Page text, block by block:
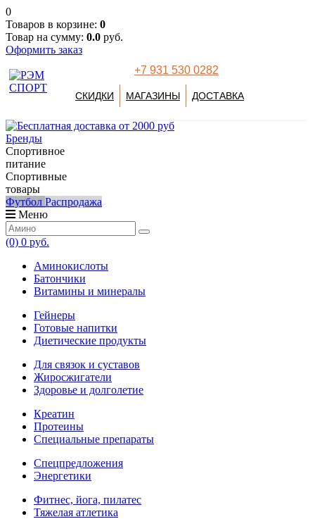
0
Товаров в корзине: 0
Товар на сумму: 0.0 руб.
Оформить заказ
+7 931 530 0282
СКИДКИ МАГАЗИНЫ ДОСТАВКА
Бренды
Спортивное
питание
Спортивные
товары
Футбол Распродажа
Меню
(0) 0 руб.
Аминокислоты
Батончики
Витамины и минералы
Гейнеры
Готовые напитки
Диетические продукты
Для связок и суставов
Жиросжигатели
Здоровье и долголетие
Креатин
Протеины
Специальные препараты
Спецпредложения
Энергетики
Фитнес, йога, пилатес
Тяжелая атлетика